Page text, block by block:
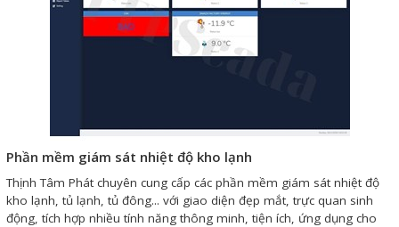
Phần mềm giám sát nhiệt độ kho lạnh
Thịnh Tâm Phát chuyên cung cấp các phần mềm giám sát nhiệt độ
kho lạnh, tủ lạnh, tủ đông... với giao diện đẹp mắt, trực quan sinh
động, tích hợp nhiều tính năng thông minh, tiện ích, ứng dụng cho
COPYRIGHT 2018. ALL RIGHTS RESERVED